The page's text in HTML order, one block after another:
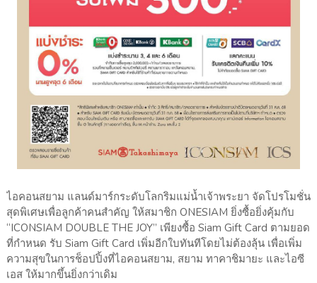
ไอคอนสยาม แลนด์มาร์กระดับโลกริมแม่น้ำเจ้าพระยา จัดโปรโมชั่น
สุดพิเศษเพื่อลูกค้าคนสำคัญ ให้สมาชิก ONESIAM ยิ่งซื้อยิ่งคุ้มกับ
“ICONSIAM DOUBLE THE JOY” เพียงซื้อ Siam Gift Card ตามยอด
ที่กำหนด รับ Siam Gift Card เพิ่มอีกใบทันทีโดยไม่ต้องลุ้น เพื่อเพิ่ม
ความสุขในการช็อปปิ้งที่ไอคอนสยาม, สยาม ทาคาชิมายะ และไอซี
เอส ให้มากขึ้นยิ่งกว่าเดิม